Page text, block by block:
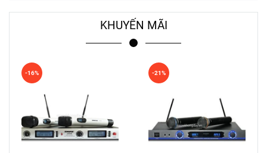
KHUYẾN MÃI
-16% -21%